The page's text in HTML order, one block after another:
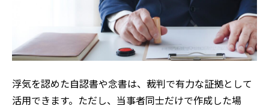
浮気を認めた自認書や念書は、裁判で有力な証拠として
活用できます。ただし、当事者同士だけで作成した場